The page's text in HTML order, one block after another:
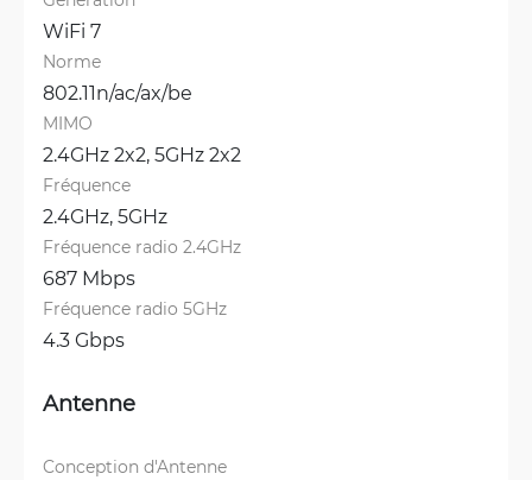
WiFi 7
Norme
802.11n/ac/ax/be
MIMO
2.4GHz 2x2, 5GHz 2x2
Fréquence
2.4GHz, 5GHz
Fréquence radio 2.4GHz
687 Mbps
Fréquence radio 5GHz
4.3 Gbps
Antenne
Conception d'Antenne